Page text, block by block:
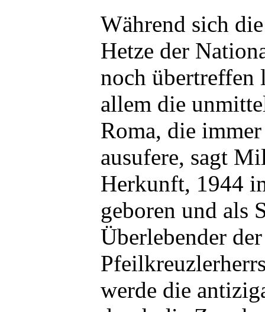
Während sich
Hetze der
noch übertreffen
allem die
Roma, die
ausufere, sagt
Herkunft, 1944
geboren und als
Überlebender
werde die